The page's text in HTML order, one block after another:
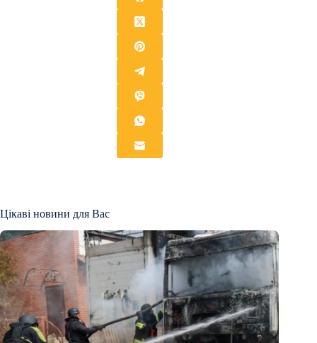
Цікаві новини для Вас